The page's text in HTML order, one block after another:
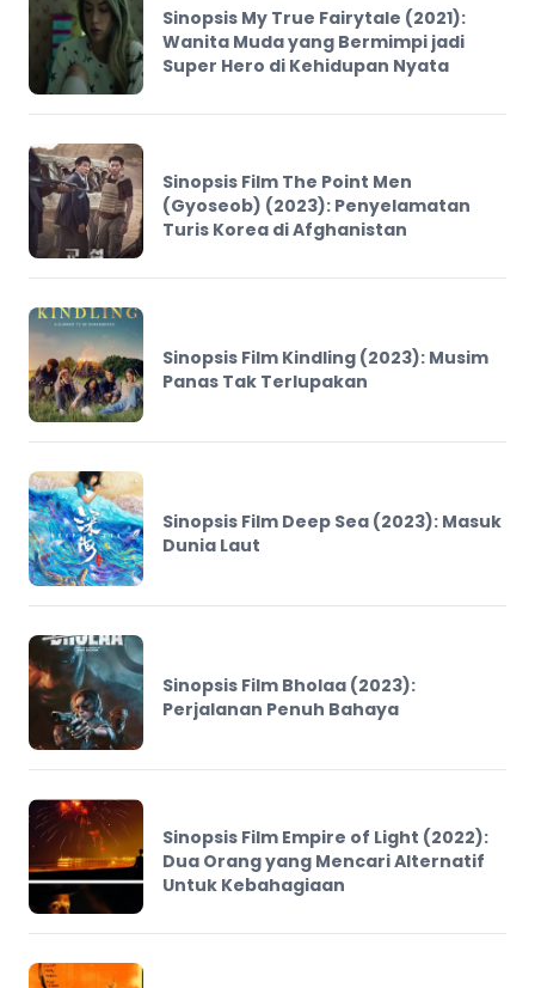
Sinopsis My True Fairytale (2021):
Wanita Muda yang Bermimpi jadi
Super Hero di Kehidupan Nyata
Sinopsis Film The Point Men
(Gyoseob) (2023): Penyelamatan
Turis Korea di Afghanistan
Sinopsis Film Kindling (2023): Musim
Panas Tak Terlupakan
Sinopsis Film Deep Sea (2023): Masuk
Dunia Laut
Sinopsis Film Bholaa (2023):
Perjalanan Penuh Bahaya
Sinopsis Film Empire of Light (2022):
Dua Orang yang Mencari Alternatif
Untuk Kebahagiaan